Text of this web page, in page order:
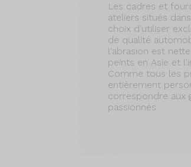
Les cadres et
ateliers situés
choix d'utiliser
de qualité
l'abrasion est
peints en Asie et
Comme tous les
entièrement
correspondre aux
passionnés.